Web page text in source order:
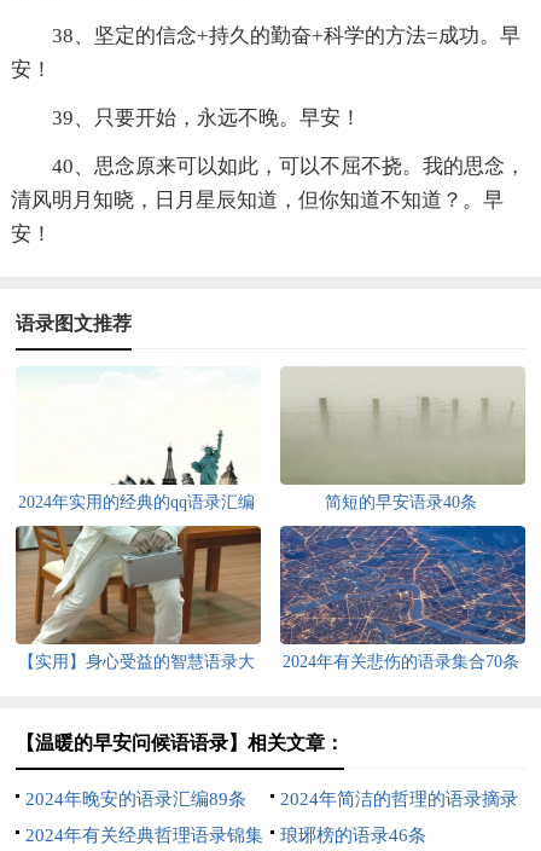
38、坚定的信念+持久的勤奋+科学的方法=成功。早
安！
39、只要开始，永远不晚。早安！
40、思念原来可以如此，可以不屈不挠。我的思念，
清风明月知晓，日月星辰知道，但你知道不知道？。早
安！
语录图文推荐
2024年实用的经典的qq语录汇编
50条
简短的早安语录40条
【实用】身心受益的智慧语录大
2024年有关悲伤的语录集合70条
【温暖的早安问候语语录】相关文章：
2024年晚安的语录汇编89条
2024年简洁的哲理的语录摘录
90条
2024年有关经典哲理语录锦集 琅琊榜的语录46条